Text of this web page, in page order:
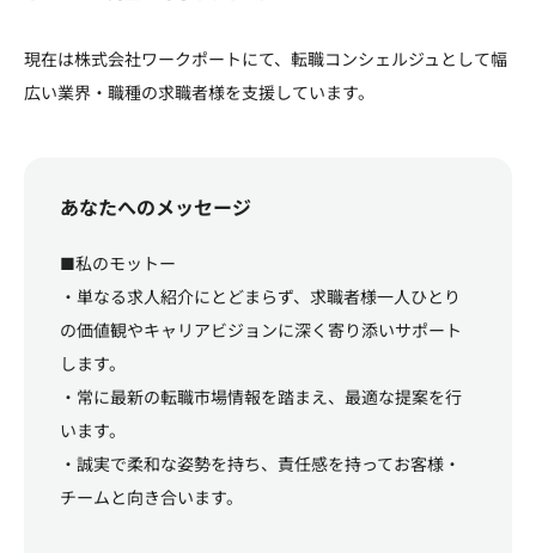
現在は株式会社ワークポートにて、転職コンシェルジュとして幅
広い業界・職種の求職者様を支援しています。
あなたへのメッセージ
■私のモットー
・単なる求人紹介にとどまらず、求職者様一人ひとり
の価値観やキャリアビジョンに深く寄り添いサポート
します。
・常に最新の転職市場情報を踏まえ、最適な提案を行
います。
・誠実で柔和な姿勢を持ち、責任感を持ってお客様・
チームと向き合います。